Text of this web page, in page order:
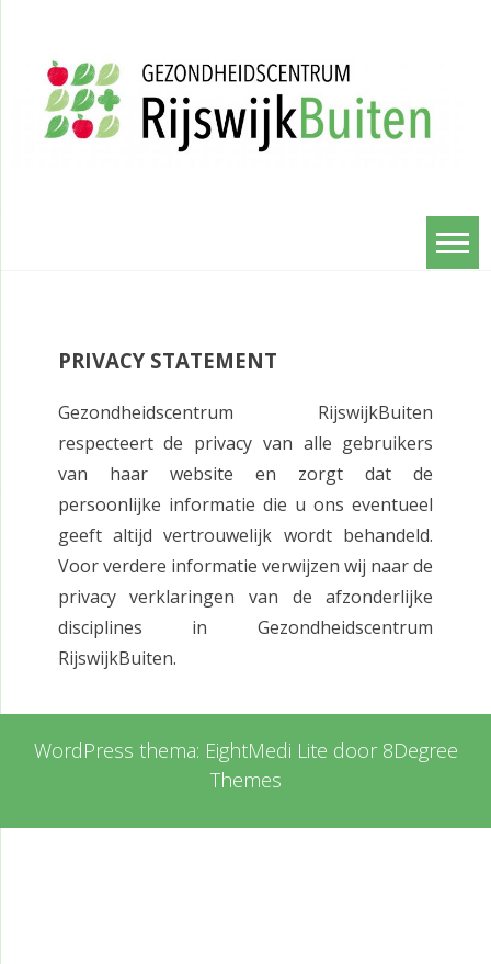
inhoud
PRIVACY STATEMENT
Gezondheidscentrum RijswijkBuiten
respecteert de privacy van alle gebruikers
van haar website en zorgt dat de
persoonlijke informatie die u ons eventueel
geeft altijd vertrouwelijk wordt behandeld.
Voor verdere informatie verwijzen wij naar de
privacy verklaringen van de afzonderlijke
disciplines in Gezondheidscentrum
RijswijkBuiten.
WordPress thema: EightMedi Lite door 8Degree
Themes